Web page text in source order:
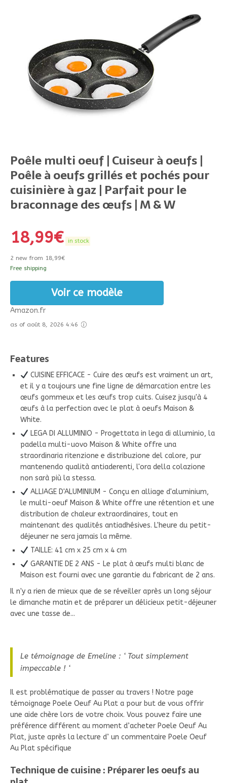
Poêle multi oeuf | Cuiseur à oeufs |
Poêle à oeufs grillés et pochés pour
cuisinière à gaz | Parfait pour le
braconnage des œufs | M & W
18,99€ in stock
2 new from 18,99€
Free shipping
Voir ce modèle
Amazon.fr
as of août 8, 2026 4:46
Features
CUISINE EFFICACE - Cuire des œufs est vraiment un art,
et il y a toujours une fine ligne de démarcation entre les
œufs gommeux et les œufs trop cuits. Cuisez jusqu'à 4
œufs à la perfection avec le plat à oeufs Maison &
White.
LEGA DI ALLUMINIO - Progettata in lega di alluminio, la
padella multi-uovo Maison & White offre una
straordinaria ritenzione e distribuzione del calore, pur
mantenendo qualità antiaderenti, l'ora della colazione
non sarà più la stessa.
ALLIAGE D'ALUMINIUM - Conçu en alliage d'aluminium,
le multi-oeuf Maison & White offre une rétention et une
distribution de chaleur extraordinaires, tout en
maintenant des qualités antiadhésives. L'heure du petit-
déjeuner ne sera jamais la même.
TAILLE: 41 cm x 25 cm x 4 cm
GARANTIE DE 2 ANS - Le plat à œufs multi blanc de
Maison est fourni avec une garantie du fabricant de 2 ans.
Il n'y a rien de mieux que de se réveiller après un long séjour
le dimanche matin et de préparer un délicieux petit-déjeuner
avec une tasse de...
Le témoignage de Emeline : ‘ Tout simplement
impeccable ! ‘
Il est problématique de passer au travers ! Notre page
témoignage Poele Oeuf Au Plat a pour but de vous offrir
une aide chère lors de votre choix. Vous pouvez faire une
préférence différent au moment d’acheter Poele Oeuf Au
Plat, juste après la lecture d’ un commentaire Poele Oeuf
Au Plat spécifique
Technique de cuisine : Préparer les oeufs au